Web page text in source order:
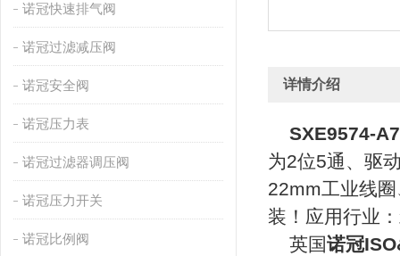
诺冠快速排气阀
诺冠过滤减压阀
诺冠安全阀
诺冠压力表
诺冠过滤器调压阀
诺冠压力开关
诺冠比例阀
详情介绍
SXE9574-
为2位5通、驱
22mm工业线
装！应用行业
英国诺冠